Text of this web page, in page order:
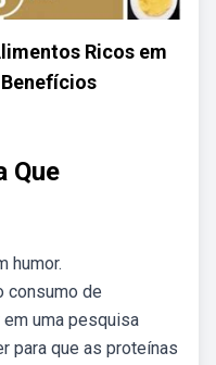
Ricos em
Que
humor.
consumo de
uma pesquisa
para que as proteínas